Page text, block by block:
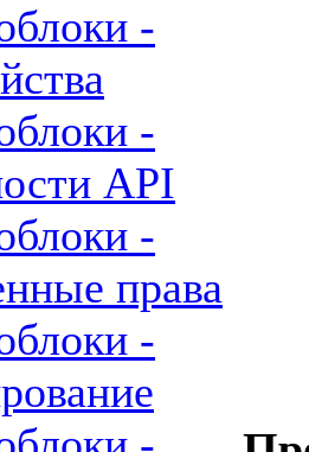
-
-
API
-
права
-